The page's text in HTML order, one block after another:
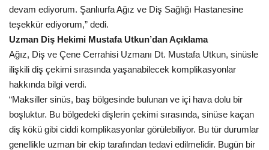
devam ediyorum. Şanlıurfa Ağız ve Diş Sağlığı Hastanesine
teşekkür ediyorum,” dedi.
Uzman Diş Hekimi Mustafa Utkun’dan Açıklama
Ağız, Diş ve Çene Cerrahisi Uzmanı Dt. Mustafa Utkun, sinüsle
ilişkili diş çekimi sırasında yaşanabilecek komplikasyonlar
hakkında bilgi verdi.
“Maksiller sinüs, baş bölgesinde bulunan ve içi hava dolu bir
boşluktur. Bu bölgedeki dişlerin çekimi sırasında, sinüse kaçan
diş kökü gibi ciddi komplikasyonlar görülebiliyor. Bu tür durumlar
genellikle uzman bir ekip tarafından tedavi edilmelidir. Bugün bir